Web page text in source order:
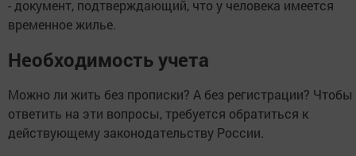
- документ, подтверждающий, что у человека имеется
временное жилье.
Необходимость учета
Можно ли жить без прописки? А без регистрации? Чтобы
ответить на эти вопросы, требуется обратиться к
действующему законодательству России.